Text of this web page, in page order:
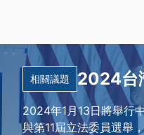
相關議題 2024台
2024年1月13日將舉行
與第11屆立法委員選舉